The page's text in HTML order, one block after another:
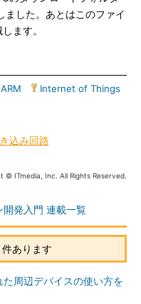
ました。あとはこのファイ
ます。
ARM Internet of Things
込み回路
© ITmedia, Inc. All Rights Reserved.
開発入門 連載一覧
あります
周辺デバイスの使い方を